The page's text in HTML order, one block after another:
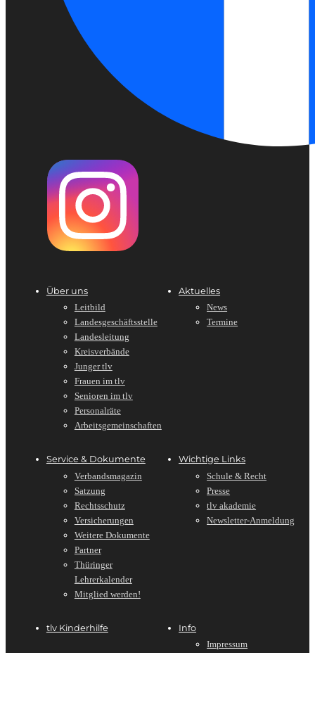
Über uns
Leitbild
Landesgeschäftsstelle
Landesleitung
Kreisverbände
Junger tlv
Frauen im tlv
Senioren im tlv
Personalräte
Arbeitsgemeinschaften
Aktuelles
News
Termine
Service & Dokumente
Verbandsmagazin
Satzung
Rechtsschutz
Versicherungen
Weitere Dokumente
Partner
Thüringer
Lehrerkalender
Mitglied werden!
Wichtige Links
Schule & Recht
Presse
tlv akademie
Newsletter-Anmeldung
tlv Kinderhilfe
Info
Impressum